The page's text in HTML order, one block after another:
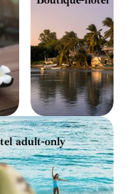
adult-only